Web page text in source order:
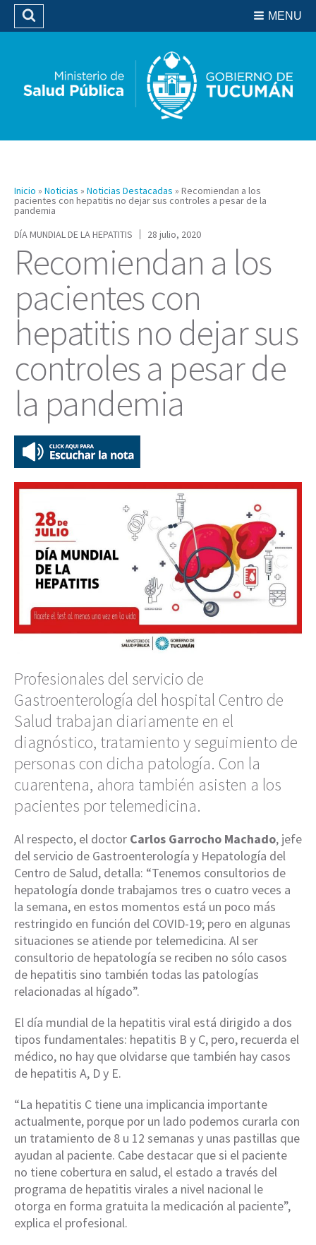
Biblioteca
MENU
Buscar
Inicio » Noticias » Noticias Destacadas » Recomiendan a los
pacientes con hepatitis no dejar sus controles a pesar de la
pandemia
DÍA MUNDIAL DE LA HEPATITIS
28 julio, 2020
Recomiendan a los
pacientes con
hepatitis no dejar sus
controles a pesar de
la pandemia
Profesionales del servicio de
Gastroenterología del hospital Centro de
Salud trabajan diariamente en el
diagnóstico, tratamiento y seguimiento de
personas con dicha patología. Con la
cuarentena, ahora también asisten a los
pacientes por telemedicina.
Al respecto, el doctor Carlos Garrocho Machado, jefe
del servicio de Gastroenterología y Hepatología del
Centro de Salud, detalla: “Tenemos consultorios de
hepatología donde trabajamos tres o cuatro veces a
la semana, en estos momentos está un poco más
restringido en función del COVID-19; pero en algunas
situaciones se atiende por telemedicina. Al ser
consultorio de hepatología se reciben no sólo casos
de hepatitis sino también todas las patologías
relacionadas al hígado”.
El día mundial de la hepatitis viral está dirigido a dos
tipos fundamentales: hepatitis B y C, pero, recuerda el
médico, no hay que olvidarse que también hay casos
de hepatitis A, D y E.
“La hepatitis C tiene una implicancia importante
actualmente, porque por un lado podemos curarla con
un tratamiento de 8 u 12 semanas y unas pastillas que
ayudan al paciente. Cabe destacar que si el paciente
no tiene cobertura en salud, el estado a través del
programa de hepatitis virales a nivel nacional le
otorga en forma gratuita la medicación al paciente”,
explica el profesional.